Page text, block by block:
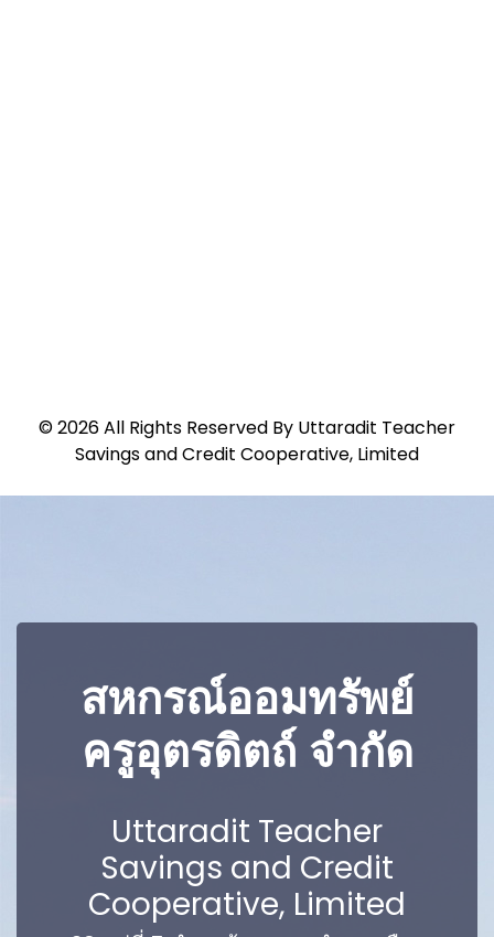
©2026All Rights Reserved By Uttaradit Teacher
Savings and Credit Cooperative, Limited
สหกรณ์ออมทรัพย์
ครูอุตรดิตถ์ จำกัด
Uttaradit Teacher
Savings and Credit
Cooperative, Limited